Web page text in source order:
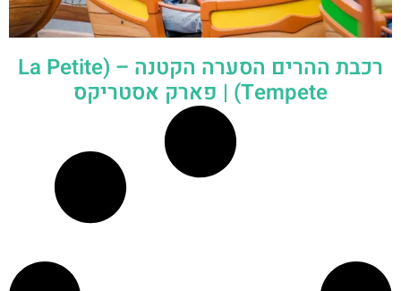
רכבת ההרים הסערה הקטנה – (La Petite
Tempete) | פארק אסטריקס